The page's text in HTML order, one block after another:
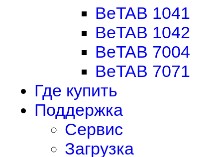
BeTAB 1041
BeTAB 1042
BeTAB 7004
BeTAB 7071
Где купить
Поддержка
Сервис
Загрузка